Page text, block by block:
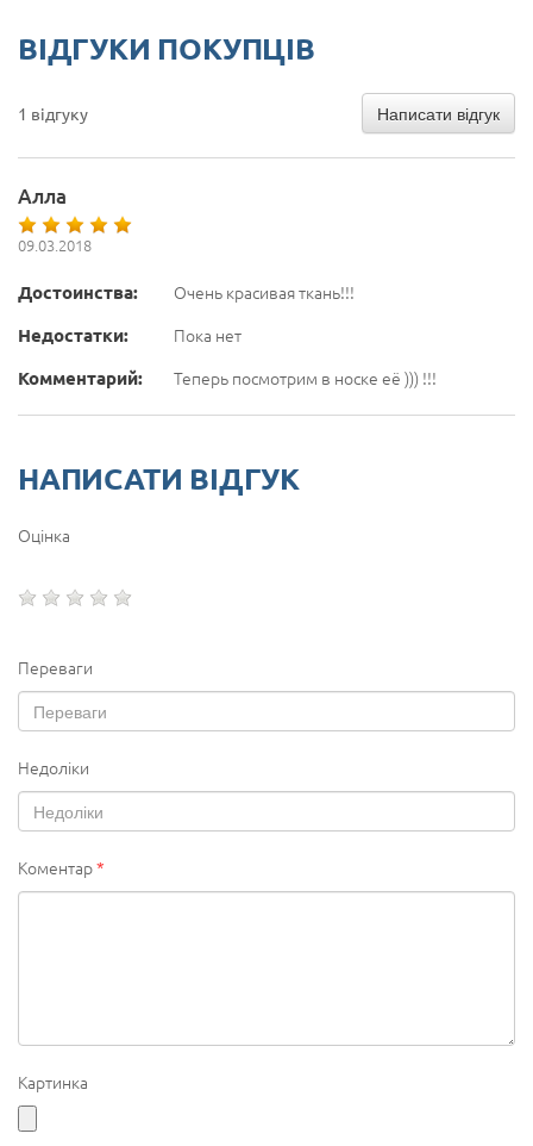
ВІДГУКИ ПОКУПЦІВ
1 відгуку Написати відгук
Алла
09.03.2018
Достоинства:
Очень красивая ткань!!!
Недостатки:
Пока нет
Комментарий:
Теперь посмотрим в носке её ))) !!!
НАПИСАТИ ВІДГУК
Оцінка
Переваги
Недоліки
Коментар*
Картинка